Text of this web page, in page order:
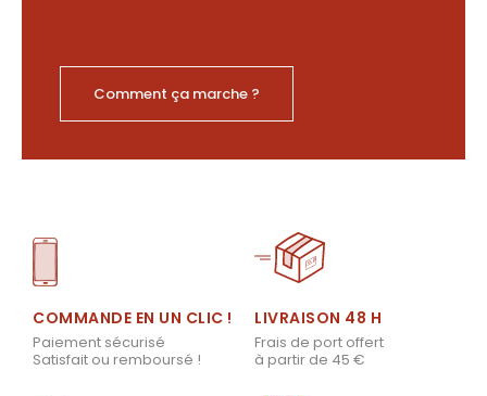
Comment ça marche ?
COMMANDE EN UN CLIC !
Paiement sécurisé
Satisfait ou remboursé !
LIVRAISON 48 H
Frais de port offert
à partir de 45 €